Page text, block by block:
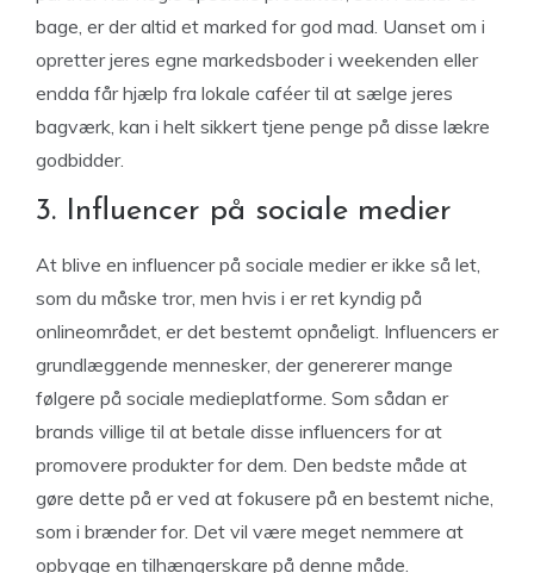
bage, er der altid et marked for god mad. Uanset om i
opretter jeres egne markedsboder i weekenden eller
endda får hjælp fra lokale caféer til at sælge jeres
bagværk, kan i helt sikkert tjene penge på disse lækre
godbidder.
3. Influencer på sociale medier
At blive en influencer på sociale medier er ikke så let,
som du måske tror, men hvis i er ret kyndig på
onlineområdet, er det bestemt opnåeligt. Influencers er
grundlæggende mennesker, der genererer mange
følgere på sociale medieplatforme. Som sådan er
brands villige til at betale disse influencers for at
promovere produkter for dem. Den bedste måde at
gøre dette på er ved at fokusere på en bestemt niche,
som i brænder for. Det vil være meget nemmere at
opbygge en tilhængerskare på denne måde.